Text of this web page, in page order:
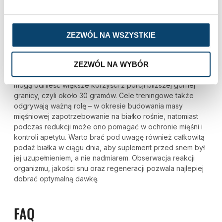
ZEZWÓL NA WSZYSTKIE
ZEZWÓL NA WYBÓR
BIAŁKA DO SWOICH POTRZEB?
Przede wszystkim znaczenie ma masa ciała – osoby o
potrzebują większej ilości białka niż osoby drobniejsze.
Istotny jest również poziom aktywności fizycznej: trenujący
siłowo lub wykonujący intensywne treningi wieczorne
mogą odnieść większe korzyści z porcji bliższej górnej
granicy, czyli około 30 gramów. Cele treningowe także
odgrywają ważną rolę – w okresie budowania masy
mięśniowej zapotrzebowanie na białko rośnie, natomiast
podczas redukcji może ono pomagać w ochronie mięśni i
kontroli apetytu. Warto brać pod uwagę również całkowitą
podaż białka w ciągu dnia, aby suplement przed snem był
jej uzupełnieniem, a nie nadmiarem. Obserwacja reakcji
organizmu, jakości snu oraz regeneracji pozwala najlepiej
dobrać optymalną dawkę.
FAQ